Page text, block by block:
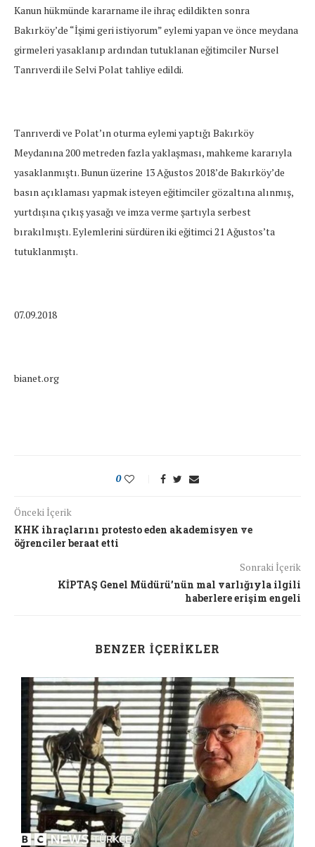
Kanun hükmünde kararname ile ihraç edildikten sonra
Bakırköy’de “İşimi geri istiyorum” eylemi yapan ve önce meydana
girmeleri yasaklanıp ardından tutuklanan eğitimciler Nursel
Tanrıverdi ile Selvi Polat tahliye edildi.
Tanrıverdi ve Polat’ın oturma eylemi yaptığı Bakırköy
Meydanına 200 metreden fazla yaklaşması, mahkeme kararıyla
yasaklanmıştı. Bunun üzerine 13 Ağustos 2018’de Bakırköy’de
basın açıklaması yapmak isteyen eğitimciler gözaltına alınmış,
yurtdışına çıkış yasağı ve imza verme şartıyla serbest
bırakılmıştı. Eylemlerini sürdüren iki eğitimci 21 Ağustos’ta
tutuklanmıştı.
07.09.2018
bianet.org
0
Önceki İçerik
KHK ihraçlarını protesto eden akademisyen ve
öğrenciler beraat etti
Sonraki İçerik
KİPTAŞ Genel Müdürü’nün mal varlığıyla ilgili
haberlere erişim engeli
BENZER İÇERIKLER